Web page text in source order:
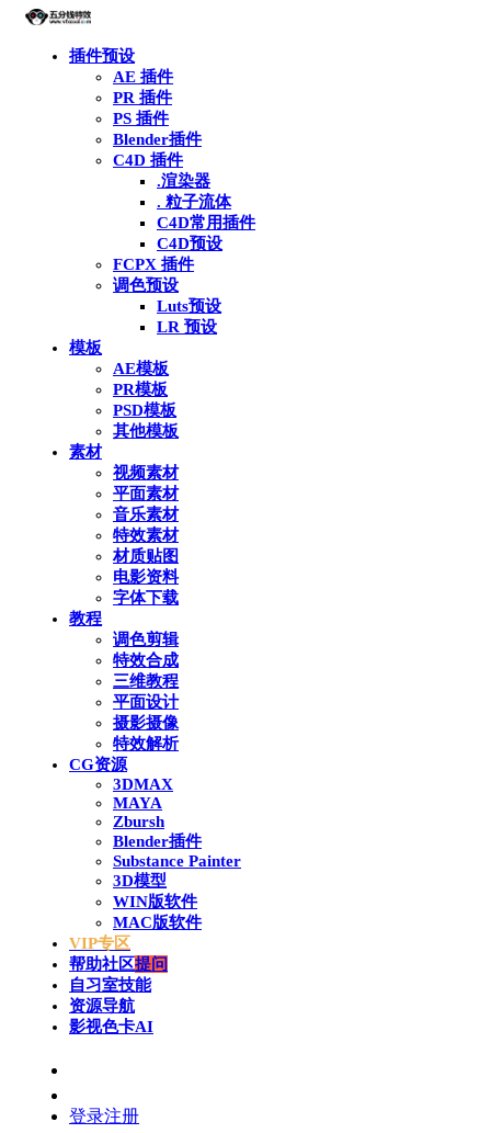
插件预设
AE 插件
PR 插件
PS 插件
Blender插件
C4D 插件
.渲染器
. 粒子流体
C4D常用插件
C4D预设
FCPX 插件
调色预设
Luts预设
LR 预设
模板
AE模板
PR模板
PSD模板
其他模板
素材
视频素材
平面素材
音乐素材
特效素材
材质贴图
电影资料
字体下载
教程
调色剪辑
特效合成
三维教程
平面设计
摄影摄像
特效解析
CG资源
3DMAX
MAYA
Zbursh
Blender插件
Substance Painter
3D模型
WIN版软件
MAC版软件
VIP专区
帮助社区提问
自习室技能
资源导航
影视色卡AI
登录注册